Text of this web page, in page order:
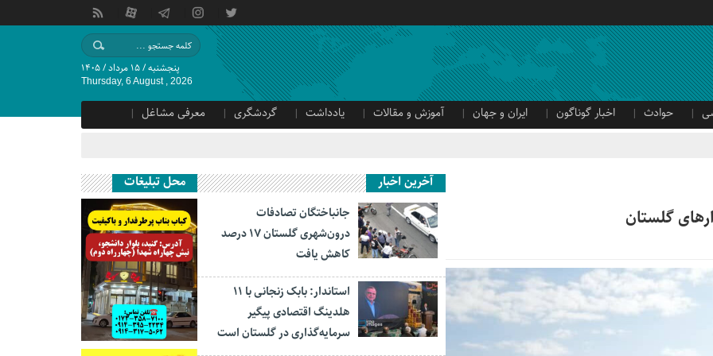
پنجشنبه / ۱۵ مرداد / ۱۴۰۵
Thursday, 6 August , 2026
حوادث اخبار گوناگون ایران و جهان آموزش و مقالات یادداشت گردشگری
معرفی مشاغل
آخرین اخبار
جانباختگان تصادفات
درون‌شهری گلستان ۱۷ درصد
کاهش یافت
استاندار: بابک زنجانی با ۱۱
هلدینگ اقتصادی پیگیر
سرمایه‌گذاری در گلستان است
محل تبلیغات